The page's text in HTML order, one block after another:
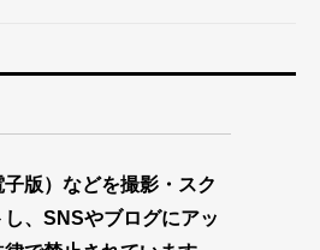
版）などを撮影・スク
し、SNSやブログにアッ